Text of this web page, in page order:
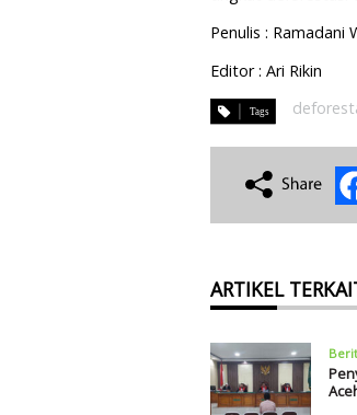
Penulis : Ramadani
Editor : Ari Rikin
ARTIKEL